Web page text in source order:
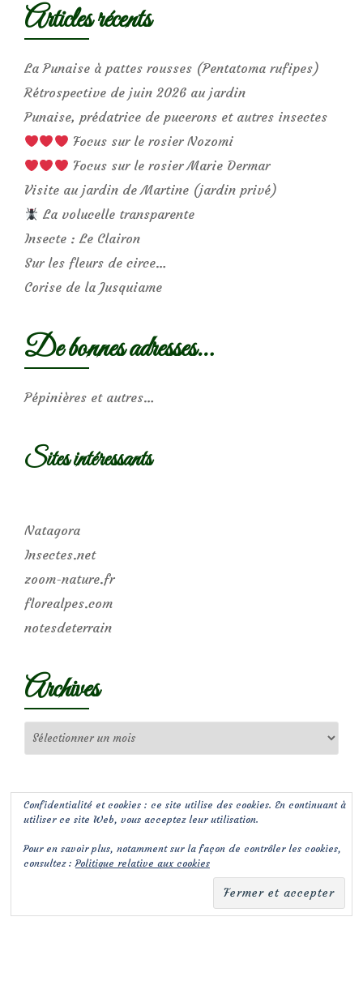
Articles récents
La Punaise à pattes rousses (Pentatoma rufipes)
Rétrospective de juin 2026 au jardin
Punaise, prédatrice de pucerons et autres insectes
Focus sur le rosier Nozomi
Focus sur le rosier Marie Dermar
Visite au jardin de Martine (jardin privé)
La volucelle transparente
Insecte : Le Clairon
Sur les fleurs de circe…
Corise de la Jusquiame
De bonnes adresses…
Pépinières et autres…
Sites intéressants
Natagora
Insectes.net
zoom-nature.fr
florealpes.com
notesdeterrain
Archives
Confidentialité et cookies : ce site utilise des cookies. En continuant à
utiliser ce site Web, vous acceptez leur utilisation.
Pour en savoir plus, notamment sur la façon de contrôler les cookies,
consultez :Politique relative aux cookies